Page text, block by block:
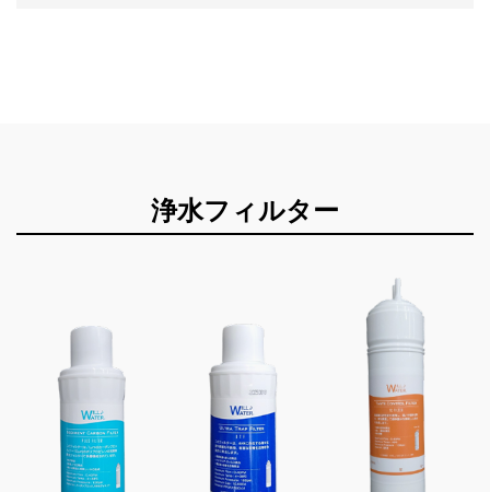
浄水フィルター